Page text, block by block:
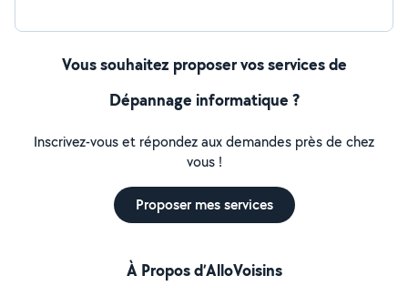
Vous souhaitez proposer vos services de
Dépannage informatique ?
Inscrivez-vous et répondez aux demandes près de chez
vous !
Proposer mes services
À Propos d’AlloVoisins